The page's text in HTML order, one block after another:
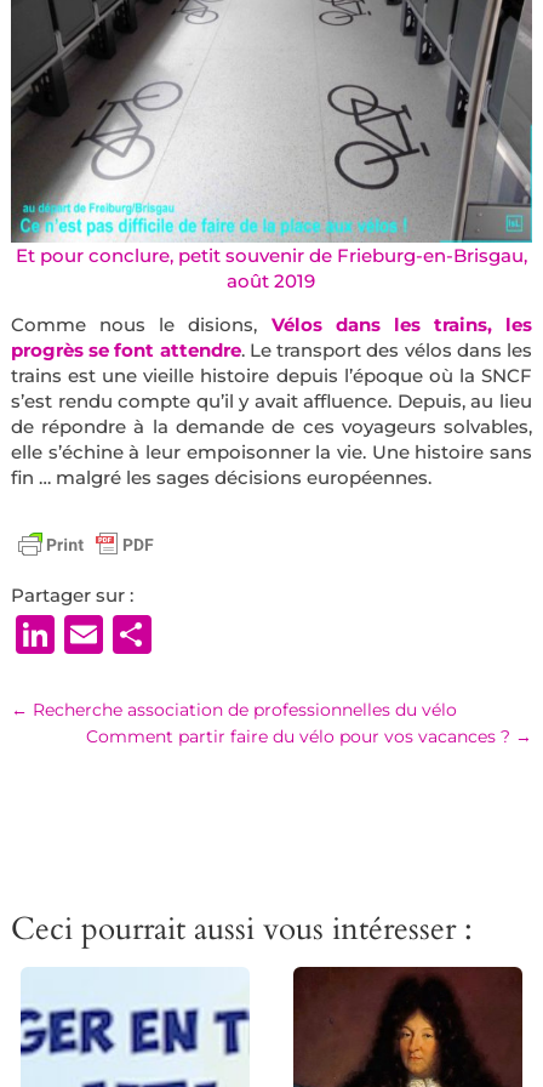
Et pour conclure, petit souvenir de Frieburg-en-Brisgau,
août 2019
Comme nous le disions, Vélos dans les trains, les
progrès se font attendre. Le transport des vélos dans les
trains est une vieille histoire depuis l’époque où la SNCF
s’est rendu compte qu’il y avait affluence. Depuis, au lieu
de répondre à la demande de ces voyageurs solvables,
elle s’échine à leur empoisonner la vie. Une histoire sans
fin … malgré les sages décisions européennes.
Partager sur :
LinkedIn
EmailPartager
← Recherche association de professionnelles du vélo
Comment partir faire du vélo pour vos vacances ? →
Ceci pourrait aussi vous intéresser :